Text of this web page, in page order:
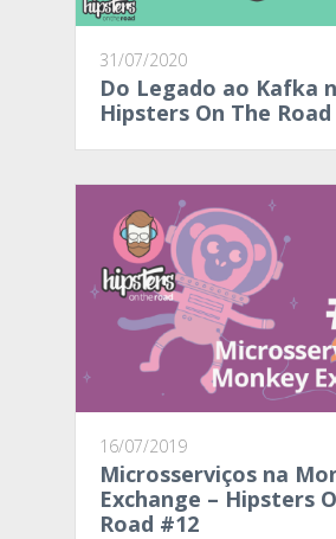
31/07/2020
Do Legado ao Kafka
Hipsters On The
16/07/2019
Microsserviços na
Exchange – Hipsters
Road #12